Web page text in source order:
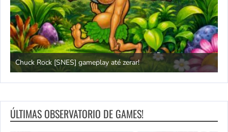
Chuck Rock [SNES] gameplay até zerar!
ÚLTIMAS OBSERVATORIO DE GAMES!